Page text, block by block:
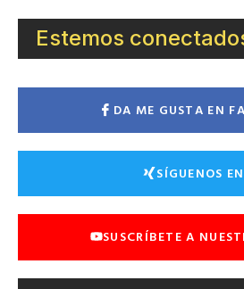
Estemos
DA ME GUSTA EN
SÍGUENOS
SUSCRÍBETE A